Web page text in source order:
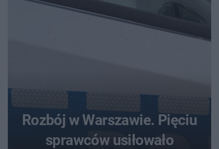
Rozbój w Warszawie. Pięciu
sprawców usiłowało